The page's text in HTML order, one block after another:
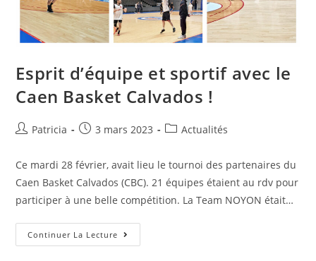
Esprit d’équipe et sportif avec le
Caen Basket Calvados !
Patricia 3 mars 2023 Actualités
Ce mardi 28 février, avait lieu le tournoi des partenaires du
Caen Basket Calvados (CBC). 21 équipes étaient au rdv pour
participer à une belle compétition. La Team NOYON était…
Continuer La Lecture